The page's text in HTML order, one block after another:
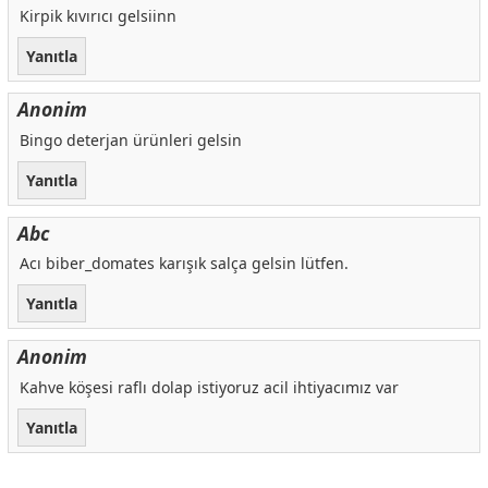
Torku Dana Kangal Sucuk 500 g
Dost Şeftalili Pastörize Süt 1 L
Aknaz Yarım Yağlı Tost Peyniri 1500 g
289,00 TL
Peysan Tam Yağlı Olgunlaştırılmış Edirne Beyaz Peyniri 425 g
Güneşoğlu Tam Yağlı Taze Kaşar Peyniri 1000 g
Superfresh Pizza Tost 200 g
Dost Ballı Kaymak 200 g
64,50 TL
Aytaç Piliç Pepperoni Salam 500 g
Unlüx Pizza Tabanı 450 g 25 cm
37,50 TL
Banvit Piliç Çıtır Finger 1000 g
Kirpik kıvırıcı gelsiinn
Yanıtla
Anonim
Bingo deterjan ürünleri gelsin
Yanıtla
Abc
Acı biber_domates karışık salça gelsin lütfen.
Yanıtla
Anonim
Kahve köşesi raflı dolap istiyoruz acil ihtiyacımız var
Yanıtla